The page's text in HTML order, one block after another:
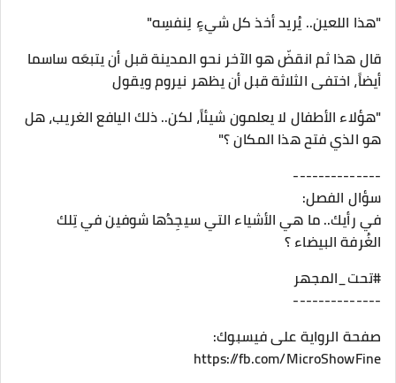
"هذا اللعين.. يُريد أخذ كل شيءٍ لِنفسِه"
قال هذا ثم انقضّ هو الآخر نحو المدينة قبل أن يتبعَه ساسما
أيضاً، اختفى الثلاثة قبل أن يظهر نيروم ويقول
"هؤلاء الأطفال لا يعلمون شيئاً، لكن.. ذلك اليافع الغريب، هل
هو الذي فتح هذا المكان ؟"
--------------
سؤال الفصل:
في رأيك.. ما هي الأشياء التي سيجِدُها شوفين في تِلك
الغُرفة البيضاء ؟
#تحت_المجهر
--------------
صفحة الرواية على فيسبوك:
https://fb.com/MicroShowFine